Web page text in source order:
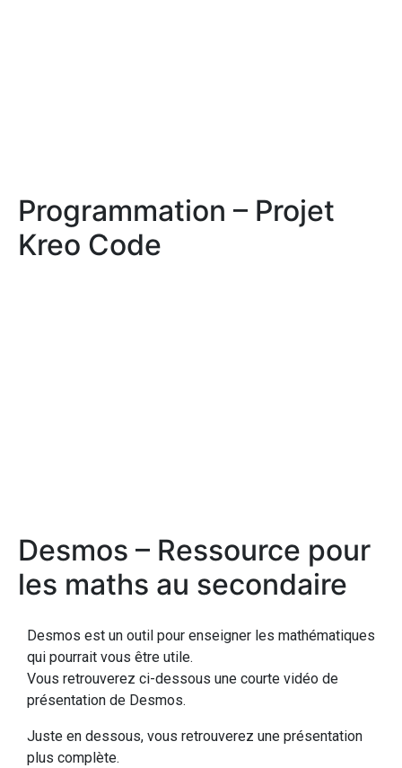
Programmation – Projet
Kreo Code
Desmos – Ressource pour
les maths au secondaire
Desmos est un outil pour enseigner les mathématiques
qui pourrait vous être utile.
Vous retrouverez ci-dessous une courte vidéo de
présentation de Desmos.
Juste en dessous, vous retrouverez une présentation
plus complète.